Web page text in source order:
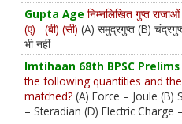
Gupta Age निम्नलिखित गुप्त
(ए) (बी) (सी) (A) समुद्रगुप्त (B)
भी नहीं
Imtihaan 68th BPSC
the following quantities and
matched? (A) Force – Joule (B)
– Steradian (D) Electric Charge